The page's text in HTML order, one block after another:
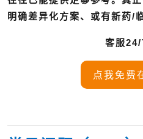
明确差异化方案、或有新药/
客服24/
点我免费